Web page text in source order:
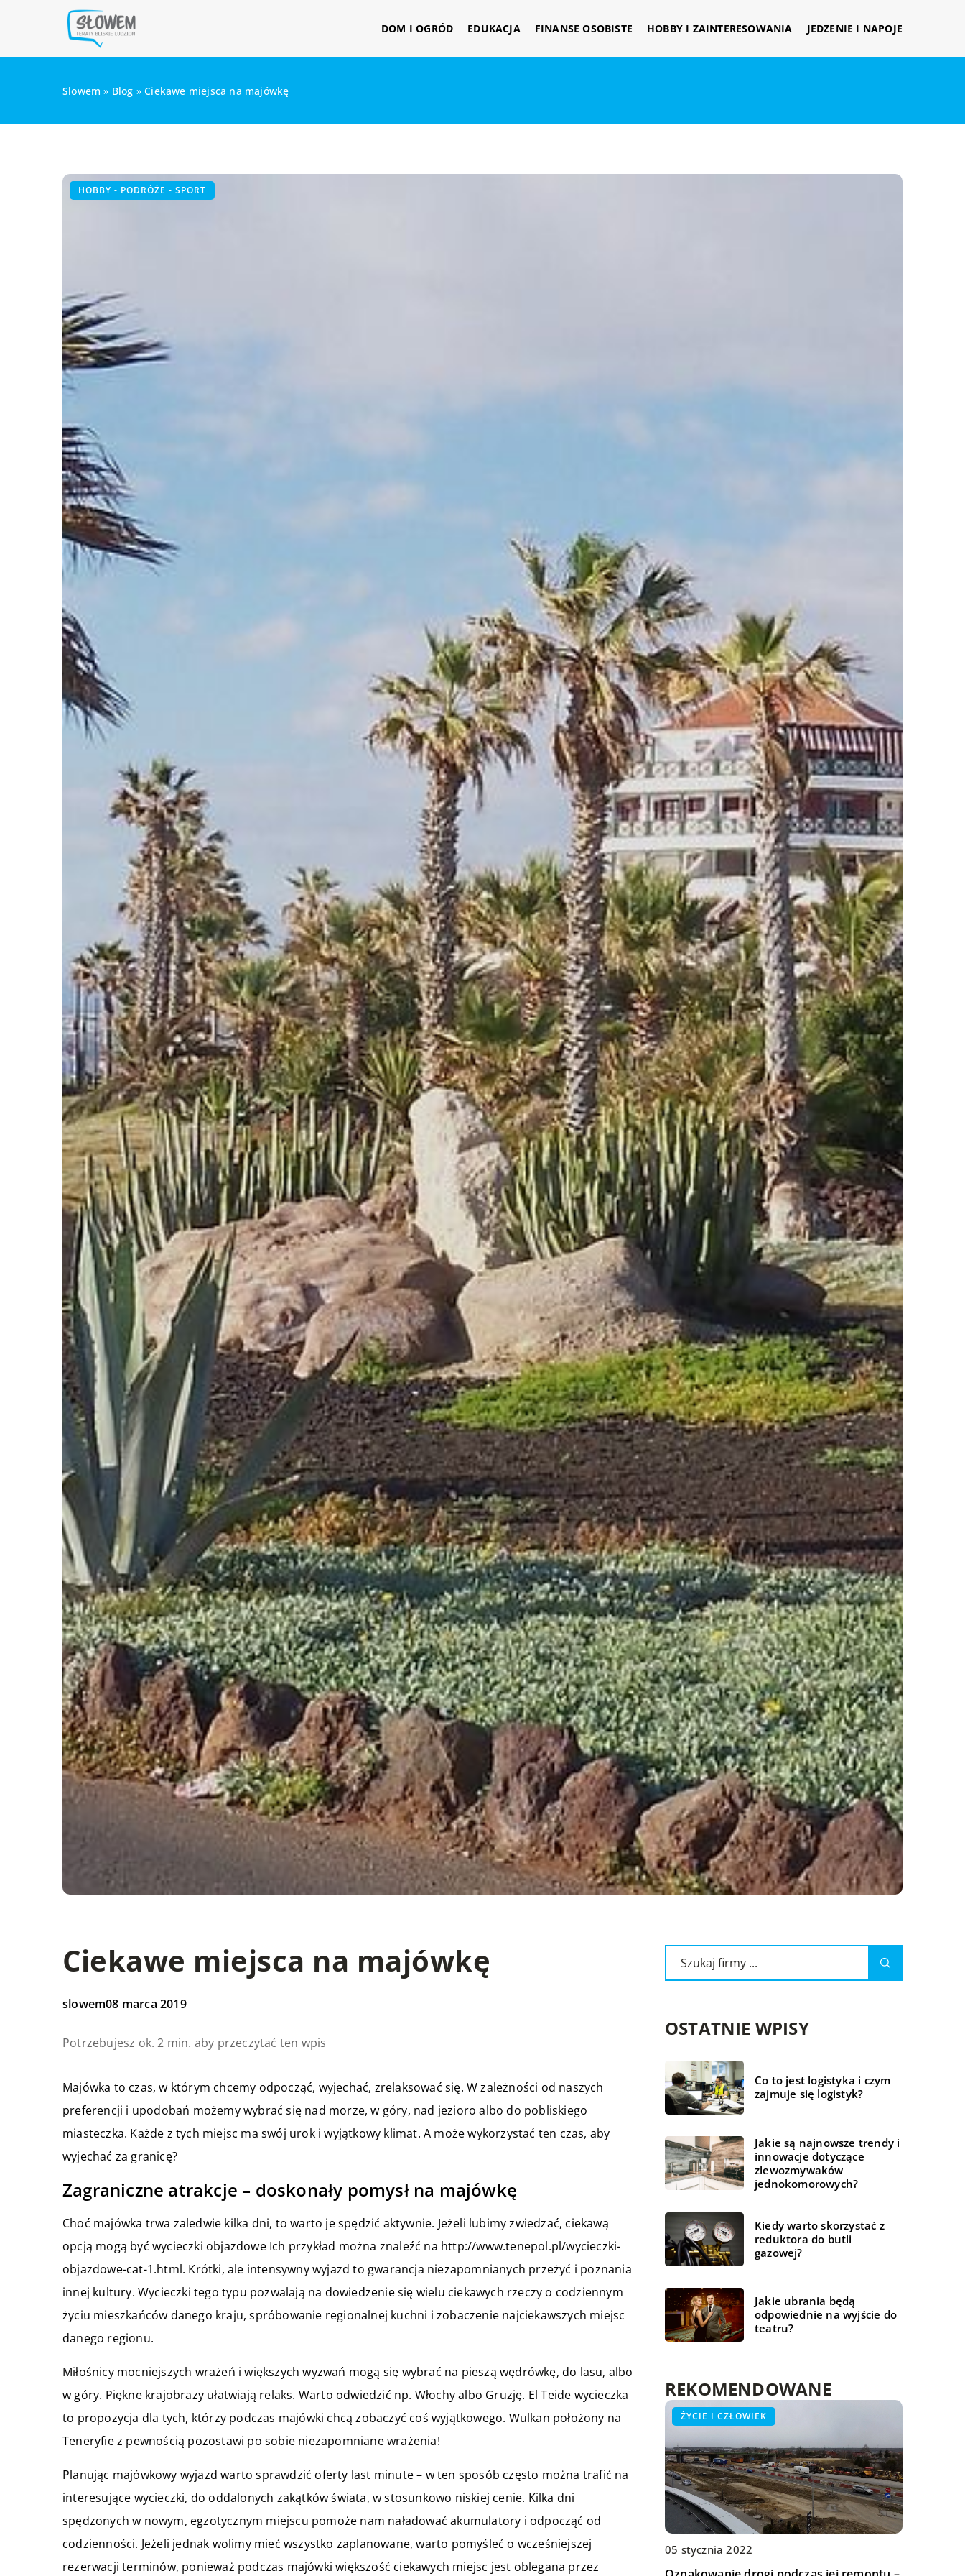
DOM I OGRÓD EDUKACJA FINANSE OSOBISTE HOBBY I ZAINTERESOWANIA JEDZENIE I NAPOJE
Slowem » Blog »Ciekawe miejsca na majówkę
HOBBY - PODRÓŻE - SPORT
Ciekawe miejsca na majówkę
slowem08 marca 2019
Potrzebujesz ok. 2 min. aby przeczytać ten wpis
Majówka to czas, w którym chcemy odpocząć, wyjechać, zrelaksować się. W zależności od naszych
preferencji i upodobań możemy wybrać się nad morze, w góry, nad jezioro albo do pobliskiego
miasteczka. Każde z tych miejsc ma swój urok i wyjątkowy klimat. A może wykorzystać ten czas, aby
wyjechać za granicę?
Zagraniczne atrakcje – doskonały pomysł na majówkę
Choć majówka trwa zaledwie kilka dni, to warto je spędzić aktywnie. Jeżeli lubimy zwiedzać, ciekawą
opcją mogą być wycieczki objazdowe Ich przykład można znaleźć na http://www.tenepol.pl/wycieczki-
objazdowe-cat-1.html. Krótki, ale intensywny wyjazd to gwarancja niezapomnianych przeżyć i poznania
innej kultury. Wycieczki tego typu pozwalają na dowiedzenie się wielu ciekawych rzeczy o codziennym
życiu mieszkańców danego kraju, spróbowanie regionalnej kuchni i zobaczenie najciekawszych miejsc
danego regionu.
Miłośnicy mocniejszych wrażeń i większych wyzwań mogą się wybrać na pieszą wędrówkę, do lasu, albo
w góry. Piękne krajobrazy ułatwiają relaks. Warto odwiedzić np. Włochy albo Gruzję. El Teide wycieczka
to propozycja dla tych, którzy podczas majówki chcą zobaczyć coś wyjątkowego. Wulkan położony na
Teneryfie z pewnością pozostawi po sobie niezapomniane wrażenia!
Planując majówkowy wyjazd warto sprawdzić oferty last minute – w ten sposób często można trafić na
interesujące wycieczki, do oddalonych zakątków świata, w stosunkowo niskiej cenie. Kilka dni
spędzonych w nowym, egzotycznym miejscu pomoże nam naładować akumulatory i odpocząć od
codzienności. Jeżeli jednak wolimy mieć wszystko zaplanowane, warto pomyśleć o wcześniejszej
rezerwacji terminów, ponieważ podczas majówki większość ciekawych miejsc jest oblegana przez
OSTATNIE WPISY
Co to jest logistyka i czym
zajmuje się logistyk?
Jakie są najnowsze trendy i
innowacje dotyczące
zlewozmywaków
jednokomorowych?
Kiedy warto skorzystać z
reduktora do butli
gazowej?
Jakie ubrania będą
odpowiednie na wyjście do
teatru?
REKOMENDOWANE
WSZYSTKO WOKÓŁ DOMU
ŻYCIE I CZŁOWIEK
05 stycznia 2022
HOBBY - PODRÓŻE - SPORT